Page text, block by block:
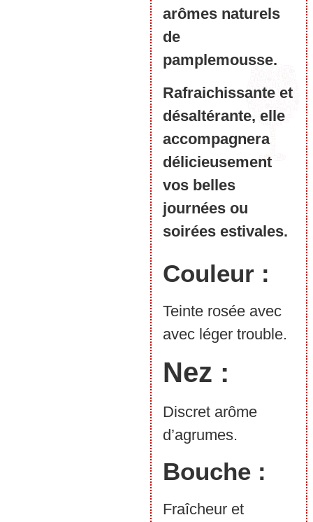
arômes naturels
de
pamplemousse.
Rafraichissante et
désaltérante, elle
accompagnera
délicieusement
vos belles
journées ou
soirées estivales.
Couleur :
Teinte rosée avec
avec léger trouble.
Nez :
Discret arôme
d’agrumes.
Bouche :
Fraîcheur et